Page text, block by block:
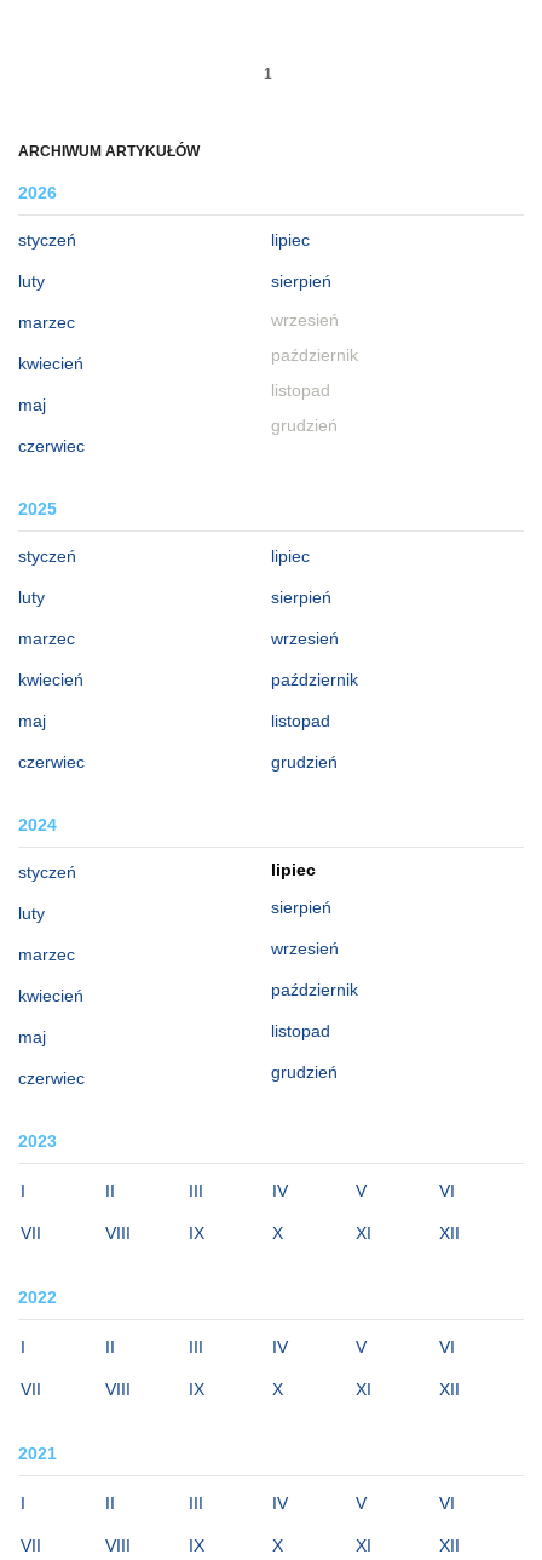
ARCHIWUM ARTYKUŁÓW
2026
styczeń
luty
marzec
kwiecień
maj
czerwiec
lipiec
sierpień
wrzesień
październik
listopad
grudzień
2025
styczeń
luty
marzec
kwiecień
maj
czerwiec
lipiec
sierpień
wrzesień
październik
listopad
grudzień
2024
styczeń
luty
marzec
kwiecień
maj
czerwiec
lipiec
sierpień
wrzesień
październik
listopad
grudzień
2023
I II III IV V VI
VII VIII IX X XI XII
2022
I II III IV V VI
VII VIII IX X XI XII
2021
I II III IV V VI
VII VIII IX X XI XII
1